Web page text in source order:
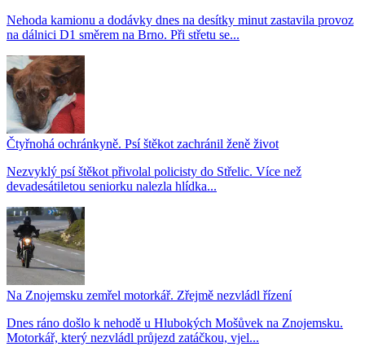
Nehoda kamionu a dodávky dnes na desítky minut zastavila provoz
na dálnici D1 směrem na Brno. Při střetu se...
Čtyřnohá ochránkyně. Psí štěkot zachránil ženě život
Nezvyklý psí štěkot přivolal policisty do Střelic. Více než
devadesátiletou seniorku nalezla hlídka...
Na Znojemsku zemřel motorkář. Zřejmě nezvládl řízení
Dnes ráno došlo k nehodě u Hlubokých Mošůvek na Znojemsku.
Motorkář, který nezvládl průjezd zatáčkou, vjel...